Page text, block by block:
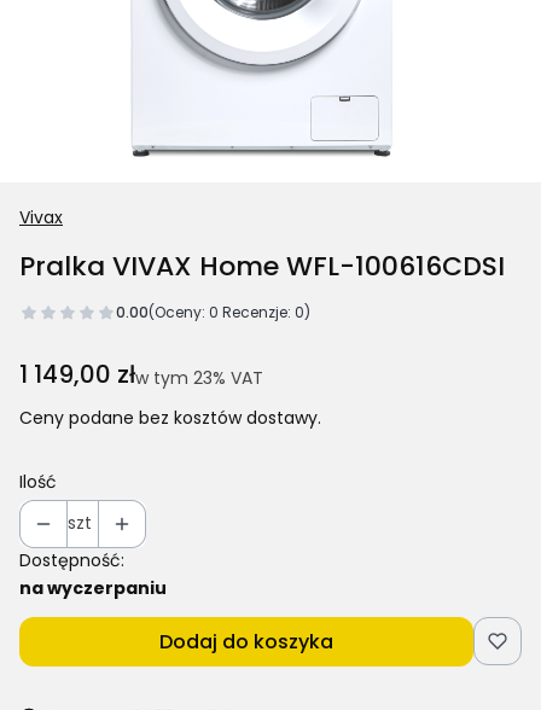
Vivax
Pralka VIVAX Home WFL-100616CDSI
0.00(Oceny: 0 Recenzje: 0)
Cena
1 149,00 złw tym 23% VAT
w tym 23% VAT
Ceny podane bez kosztów dostawy.
Ilość
szt
Dostępność:
na wyczerpaniu
Dodaj do koszyka